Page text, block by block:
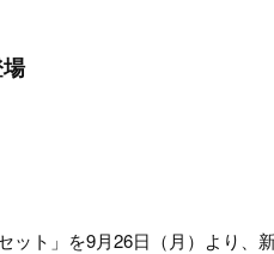
ト」を9月26日（月）より、